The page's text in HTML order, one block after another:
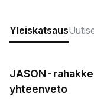
Yleiskatsaus
JASON-
yhteenveto